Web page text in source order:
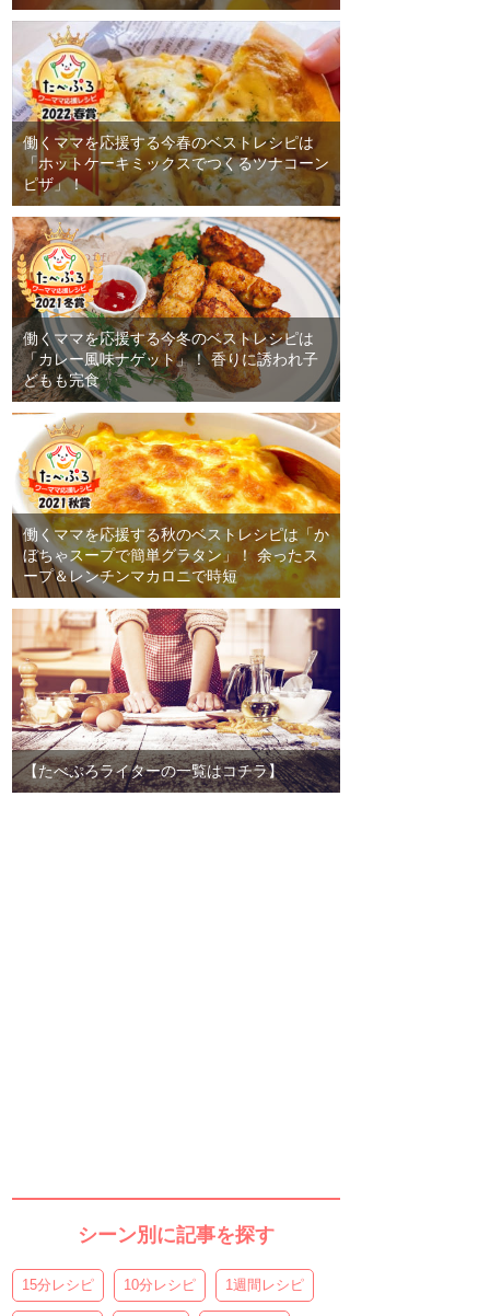
働くママを応援する今春のベストレシピは
「ホットケーキミックスでつくるツナコーン
ピザ」！
働くママを応援する今冬のベストレシピは
「カレー風味ナゲット」！ 香りに誘われ子
どもも完食
働くママを応援する秋のベストレシピは「か
ぼちゃスープで簡単グラタン」！ 余ったス
ープ＆レンチンマカロニで時短
【たべぷろライターの一覧はコチラ】
シーン別に記事を探す
15分レシピ 10分レシピ 1週間レシピ